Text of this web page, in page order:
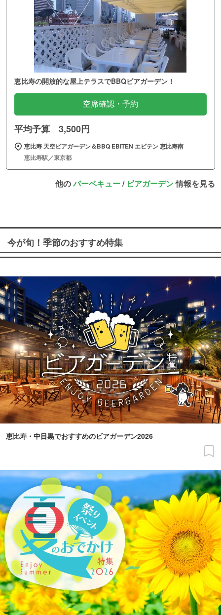
恵比寿の開放的な屋上テラスでBBQビアガーデン！
空席確認・予約
平均予算 3,500円
恵比寿 天空ビアガーデン＆BBQ EBITEN エビテン 恵比寿南
恵比寿駅／東京都
他のバーベキュー/ ビアガーデン情報を見る
今が旬！季節のおすすめ特集
恵比寿・中目黒でおすすめのビアガーデン2026